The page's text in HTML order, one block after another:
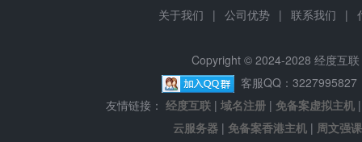
关于我们 | 公司优势 | 联系我们 |
Copyright © 2024-2028 经度互
客服QQ：
友情链接： 经度互联 | 域名注册 | 免备案虚拟主机
云服务器 | 免备案香港主机 | 周文强